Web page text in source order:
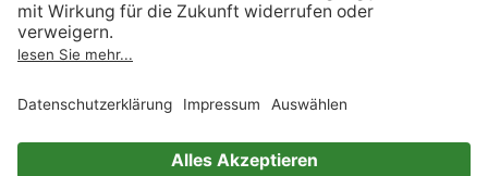
Verträge hier kündigen
Impressum